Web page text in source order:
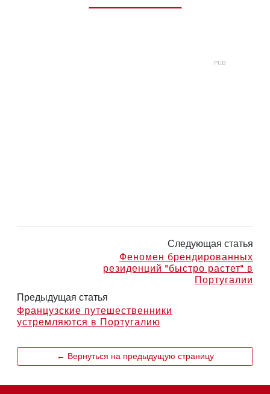
Следующая статья
Феномен брендированных
резиденций "быстро растет" в
Португалии
Предыдущая статья
Французские путешественники
устремляются в Португалию
← Вернуться на предыдущую страницу